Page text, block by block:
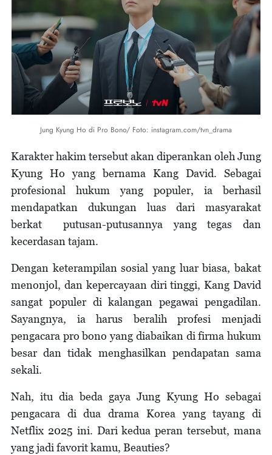
Jung Kyung Ho di Pro Bono/ Foto: instagram.com/tvn_drama
Karakter hakim tersebut akan diperankan oleh Jung
Kyung Ho yang bernama Kang David. Sebagai
profesional hukum yang populer, ia berhasil
mendapatkan dukungan luas dari masyarakat
berkat putusan-putusannya yang tegas dan
kecerdasan tajam.
Dengan keterampilan sosial yang luar biasa, bakat
menonjol, dan kepercayaan diri tinggi, Kang David
sangat populer di kalangan pegawai pengadilan.
Sayangnya, ia harus beralih profesi menjadi
pengacara pro bono yang diabaikan di firma hukum
besar dan tidak menghasilkan pendapatan sama
sekali.
Nah, itu dia beda gaya Jung Kyung Ho sebagai
pengacara di dua drama Korea yang tayang di
Netflix 2025 ini. Dari kedua peran tersebut, mana
yang jadi favorit kamu, Beauties?